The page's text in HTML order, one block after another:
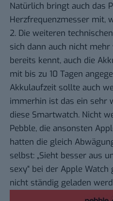
Natürlich bringt auch das
Herzfrequenzmesser mit,
2. Die weiteren
sich dann auch nicht
bereits kennt, auch die
mit bis zu 10 Tagen
Akkulaufzeit sollte auch
immerhin ist das ein sehr
diese Smartwatch. Nicht
Pebble, die ansonsten
hatten die gleich
selbst: „Sieht besser aus
sexy“ bei der Apple Watch
nicht ständig geladen